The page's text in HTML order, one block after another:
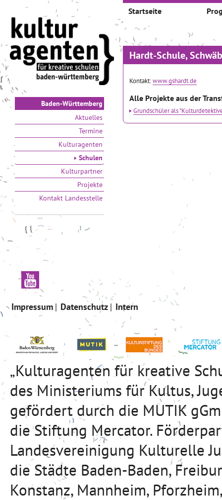
Baden-Württemberg
Aktuelles
Termine
Kulturagenten
Schulen
Kulturpartner
Projekte
Kontakt Landesstelle
Startseite
Hardt-Schule,
Kontakt:www.gshardt.de
Alle Projekte aus der
Grundschüler als
Impressum Datenschutz Intern
„Kulturagenten für kreative
des Ministeriums für Kultus,
gefördert durch die MUTIK
die Stiftung Mercator.
Landesvereinigung Kulturelle
die Städte Baden-Baden,
Konstanz, Mannheim,